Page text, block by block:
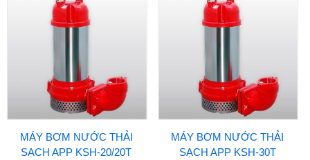
MÁY BƠM NƯỚC THẢI
SẠCH APP KSH-20/20T
MÁY BƠM NƯỚC THẢI
SẠCH APP KSH-30T